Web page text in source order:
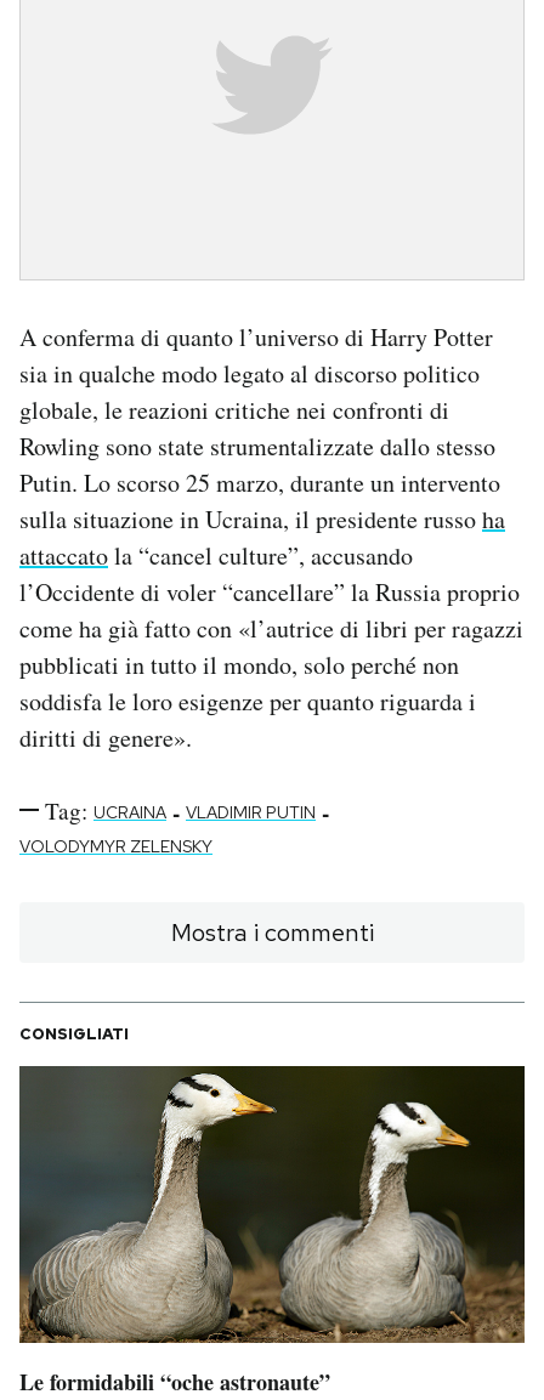
A conferma di quanto l’universo di Harry Potter
sia in qualche modo legato al discorso politico
globale, le reazioni critiche nei confronti di
Rowling sono state strumentalizzate dallo stesso
Putin. Lo scorso 25 marzo, durante un intervento
sulla situazione in Ucraina, il presidente russoha
attaccatola “cancel culture”, accusando
l’Occidente di voler “cancellare” la Russia proprio
come ha già fatto con «l’autrice di libri per ragazzi
pubblicati in tutto il mondo, solo perché non
soddisfa le loro esigenze per quanto riguarda i
diritti di genere».
Tag: UCRAINA - VLADIMIR PUTIN -
VOLODYMYR ZELENSKY
Mostra i commenti
CONSIGLIATI
Le formidabili “oche astronaute”